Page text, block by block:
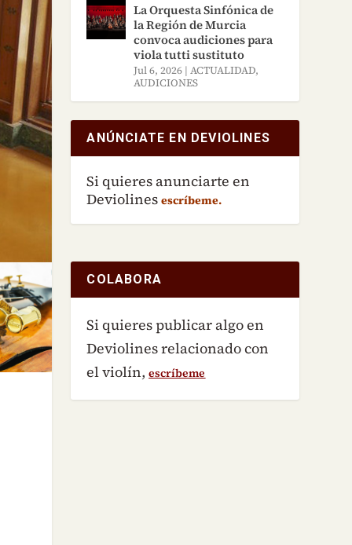
La Orquesta Sinfónica de
la Región de Murcia
convoca audiciones para
viola tutti sustituto
Jul 6, 2026 |ACTUALIDAD,
AUDICIONES
ANÚNCIATE EN DEVIOLINES
Si quieres anunciarte en
Deviolinesescríbeme.
COLABORA
Si quieres publicar algo en
Deviolines relacionado con
el violín,escríbeme